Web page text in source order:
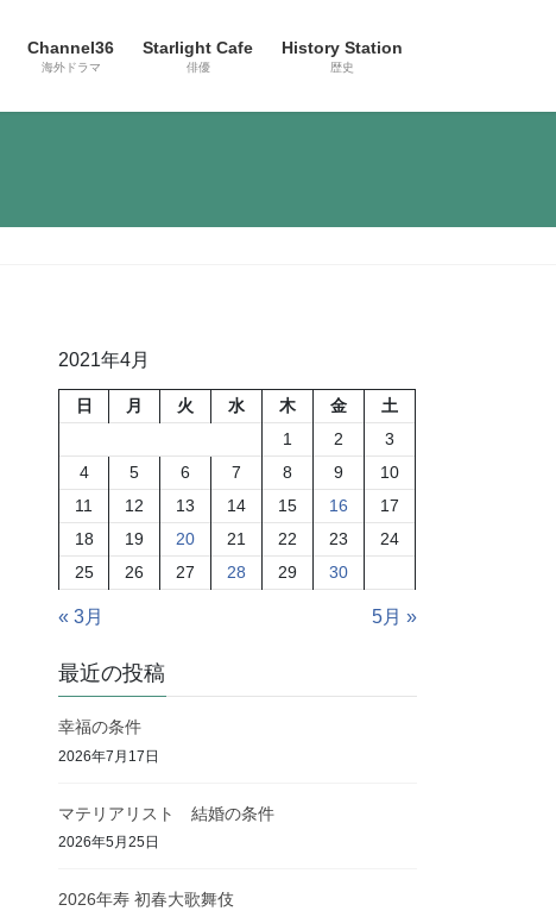
Channel36
海外ドラマ
Starlight Cafe
俳優
History Station
歴史
2021年4月
日 月 火 水 木 金
土
1
2
3
4
5 6 7 8 9
10
11
12 13 14 15 16
17
18
19 20 21 22 23
24
25
26 27 28 29 30
« 3月 5月 »
最近の投稿
幸福の条件
2026年7月17日
マテリアリスト 結婚の条件
2026年5月25日
2026年寿 初春大歌舞伎